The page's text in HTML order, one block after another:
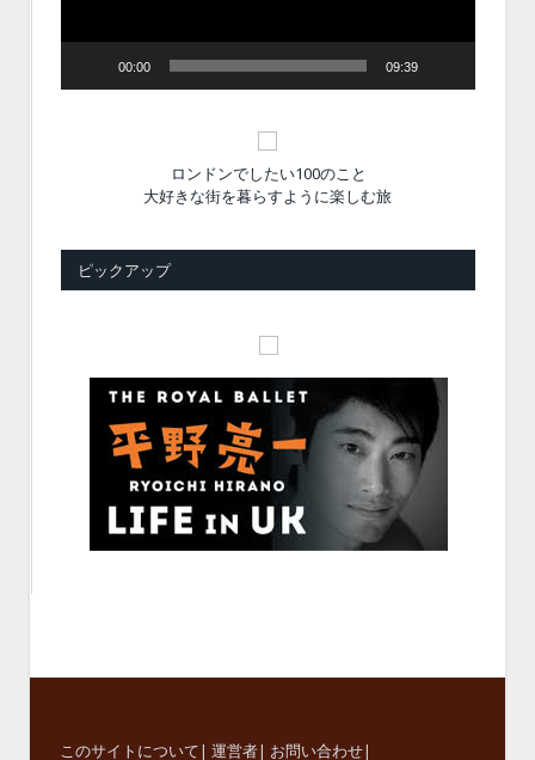
00:00 09:39
ロンドンでしたい100のこと
大好きな街を暮らすように楽しむ旅
ピックアップ
このサイトについて| 運営者| お問い合わせ|